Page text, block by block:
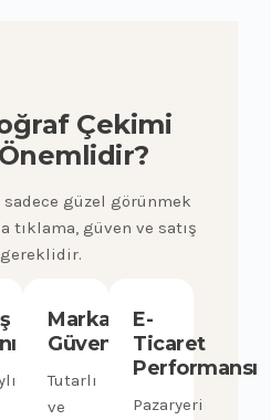
Çekimi
güzel görünmek
tıklama, güven ve satış
Marka
Güveni
Tutarlı
ve
E-
Ticaret
Performansı
Pazaryeri